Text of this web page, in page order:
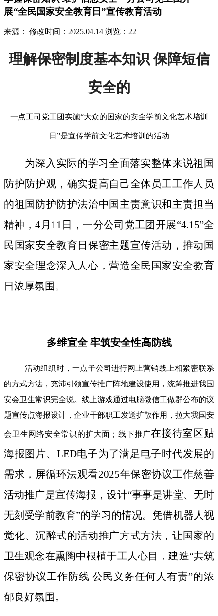
展“全民国家安全教育日”宣传教育活动
来源： 修改时间：2025.04.14 浏览：22
理解保密制度基本知识 保障短信
安全的
一点工司党工团实施“大众的国家的安全学前文化艺术培训
日”是宣传学前文化艺术培训的活动
为深入实际的学习全面落实整体来说祖国
防护防护观，确实提高自己全体员工工作人员
的祖国防护防护法治中国主责意识和主责担当
精神，4月11日，一分公司党工团开展“4.15”全
民国家安全教育日保密主题宣传活动，推动国
家安全理念深入人心，营造全民国家安全教育
日浓厚氛围。
多维宣全 牢筑安全性高防线
活动组织时，一点子公司进行网上营销线上相紧密联系
的方式方法，充沛引领宣传推广阵地建设使用，统筹推进我国
安会卫生常识完全说。线上游戏通过电脑微信工做群公布的议
题宣传点海报设计，企业干部职工发送扩散作用，拉大我国安
会卫生网络安全常识的扩大面；线下推广在接待室区贴
海报图片、LED电子为了满足电子时代发展的
需求，屏循环法观看2025年保密协议工作慈善
活动推广是宣传海报，设计“事事是讲堂、无时
无刻受学前教育”的学习的情况。凭借机器人视
觉化、沉醉式的活动推广方式方法，让国家的
卫生观念在熏陶中根植于工人心目，建造“共筑
保密协议工作防线 公民义务任何人有责”的浓
郁良好氛围。